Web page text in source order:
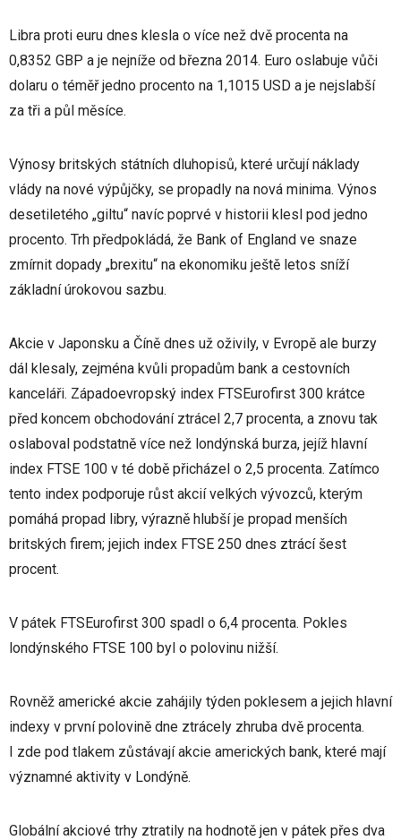
Libra proti euru dnes klesla o více než dvě procenta na
0,8352 GBP a je nejníže od března 2014. Euro oslabuje vůči
dolaru o téměř jedno procento na 1,1015 USD a je nejslabší
za tři a půl měsíce.
Výnosy britských státních dluhopisů, které určují náklady
vlády na nové výpůjčky, se propadly na nová minima. Výnos
desetiletého „giltu“ navíc poprvé v historii klesl pod jedno
procento. Trh předpokládá, že Bank of England ve snaze
zmírnit dopady „brexitu“ na ekonomiku ještě letos sníží
základní úrokovou sazbu.
Akcie v Japonsku a Číně dnes už oživily, v Evropě ale burzy
dál klesaly, zejména kvůli propadům bank a cestovních
kanceláři. Západoevropský index FTSEurofirst 300 krátce
před koncem obchodování ztrácel 2,7 procenta, a znovu tak
oslaboval podstatně více než londýnská burza, jejíž hlavní
index FTSE 100 v té době přicházel o 2,5 procenta. Zatímco
tento index podporuje růst akcií velkých vývozců, kterým
pomáhá propad libry, výrazně hlubší je propad menších
britských firem; jejich index FTSE 250 dnes ztrácí šest
procent.
V pátek FTSEurofirst 300 spadl o 6,4 procenta. Pokles
londýnského FTSE 100 byl o polovinu nižší.
Rovněž americké akcie zahájily týden poklesem a jejich hlavní
indexy v první polovině dne ztrácely zhruba dvě procenta.
I zde pod tlakem zůstávají akcie amerických bank, které mají
významné aktivity v Londýně.
Globální akciové trhy ztratily na hodnotě jen v pátek přes dva